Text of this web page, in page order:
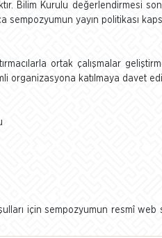
Bilim Kurulu değerlendirmesi
yayın politikası
ortak çalışmalar
organizasyona katılmaya davet
için sempozyumun resmî web